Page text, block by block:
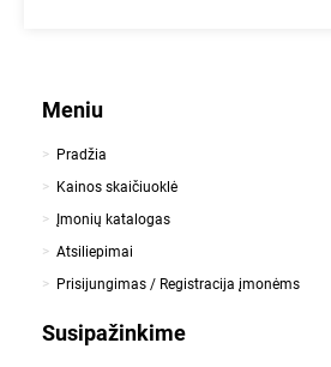
Meniu
Pradžia
Kainos skaičiuoklė
Įmonių katalogas
Atsiliepimai
Prisijungimas / Registracija įmonėms
Susipažinkime